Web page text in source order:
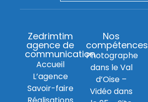
Zedrimtim
agence de
communication
Accueil
L’agence
Savoir-faire
Nos
compétences
Photographe
dans le Val
d’Oise –
Vidéo dans